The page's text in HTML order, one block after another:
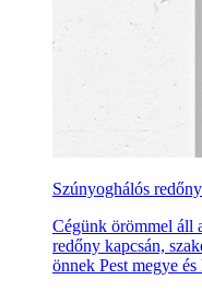
Szúnyoghálós redőny
Cégünk örömmel áll
redőny kapcsán,
önnek Pest megye